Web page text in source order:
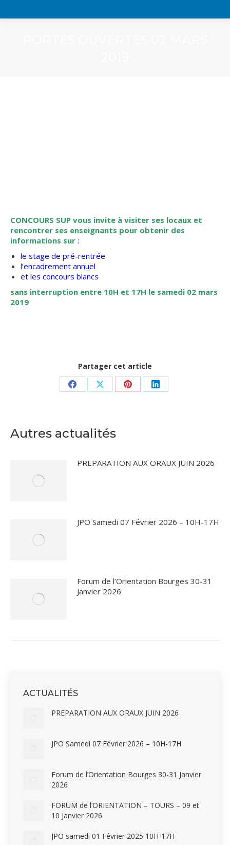
CONCOURS SUP vous invite à visiter ses locaux et
rencontrer ses enseignants pour obtenir des
informations sur :
le stage de pré-rentrée
l’encadrement annuel
et les concours blancs
sans interruption entre 10H et 17H le samedi 02 mars
2019
Partager cet article
PartagerPartagerPartagerPartager
Autres actualités
PREPARATION AUX ORAUX JUIN 2026
JPO Samedi 07 Février 2026 – 10H-17H
Forum de l’Orientation Bourges 30-31
Janvier 2026
ACTUALITÉS
PREPARATION AUX ORAUX JUIN 2026
JPO Samedi 07 Février 2026 – 10H-17H
Forum de l’Orientation Bourges 30-31 Janvier
2026
FORUM de l’ORIENTATION – TOURS – 09 et
10 Janvier 2026
JPO samedi 01 Février 2025 10H-17H